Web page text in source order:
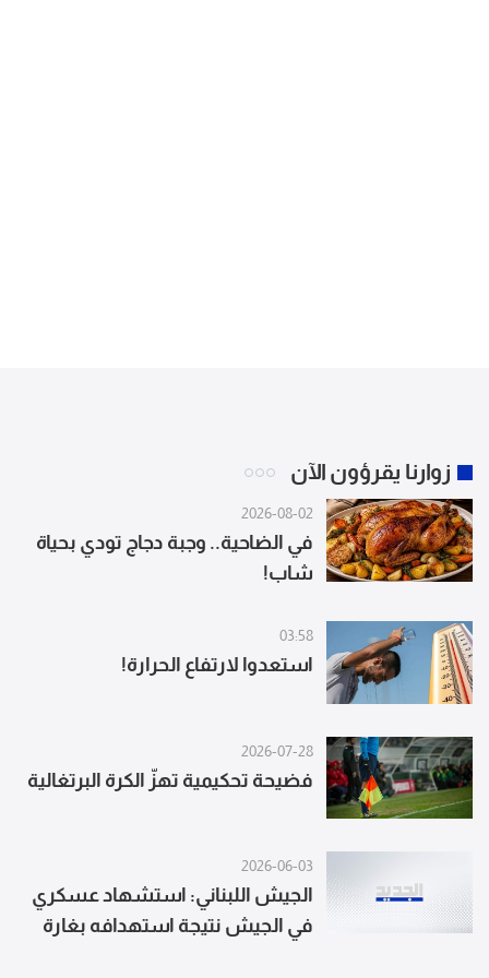
زوارنا يقرؤون الآن
2026-08-02
في الضاحية.. وجبة دجاج تودي بحياة
شاب!
03:58
استعدوا لارتفاع الحرارة!
2026-07-28
فضيحة تحكيمية تهزّ الكرة البرتغالية
2026-06-03
الجيش اللبناني: استشهاد عسكري
في الجيش نتيجة استهدافه بغارة